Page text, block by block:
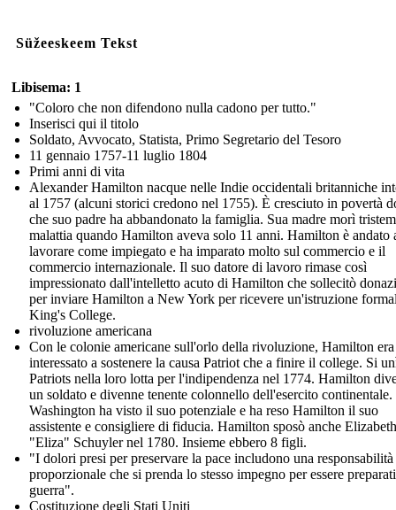
Süžeeskeem Tekst
Libisema: 1
"Coloro che non difendono nulla cadono per tutto."
Inserisci qui il titolo
Soldato, Avvocato, Statista, Primo Segretario del Tesoro
11 gennaio 1757-11 luglio 1804
Primi anni di vita
Alexander Hamilton nacque nelle Indie occidentali britanniche
al 1757 (alcuni storici credono nel 1755). È cresciuto in povertà
che suo padre ha abbandonato la famiglia. Sua madre morì
malattia quando Hamilton aveva solo 11 anni. Hamilton è andato
lavorare come impiegato e ha imparato molto sul commercio e il
commercio internazionale. Il suo datore di lavoro rimase così
impressionato dall'intelletto acuto di Hamilton che sollecitò
per inviare Hamilton a New York per ricevere un'istruzione
King's College.
rivoluzione americana
Con le colonie americane sull'orlo della rivoluzione, Hamilton
interessato a sostenere la causa Patriot che a finire il college. Si
Patriots nella loro lotta per l'indipendenza nel 1774. Hamilton
un soldato e divenne tenente colonnello dell'esercito continentale.
Washington ha visto il suo potenziale e ha reso Hamilton il suo
assistente e consigliere di fiducia. Hamilton sposò anche Elizabeth
"Eliza" Schuyler nel 1780. Insieme ebbero 8 figli.
"I dolori presi per preservare la pace includono una responsabilità
proporzionale che si prenda lo stesso impegno per essere
guerra".
Costituzione degli Stati Uniti